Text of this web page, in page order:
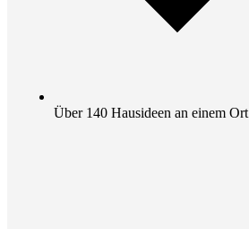
Über 140 Hausideen an einem Ort